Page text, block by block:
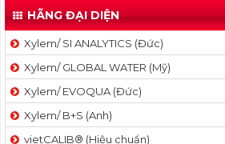
HÃNG ĐẠI DIỆN
Xylem/ SI ANALYTICS (Đức)
Xylem/ GLOBAL WATER (Mỹ)
Xylem/ EVOQUA (Đức)
Xylem/ B+S (Anh)
vietCALIB® (Hiệu chuẩn)